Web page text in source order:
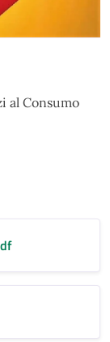
al Consumo